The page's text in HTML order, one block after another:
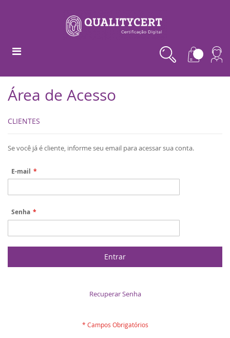
Área de Acesso
CLIENTES
Se você já é cliente, informe seu email para acessar sua conta.
E-mail
Senha
Entrar
Recuperar Senha